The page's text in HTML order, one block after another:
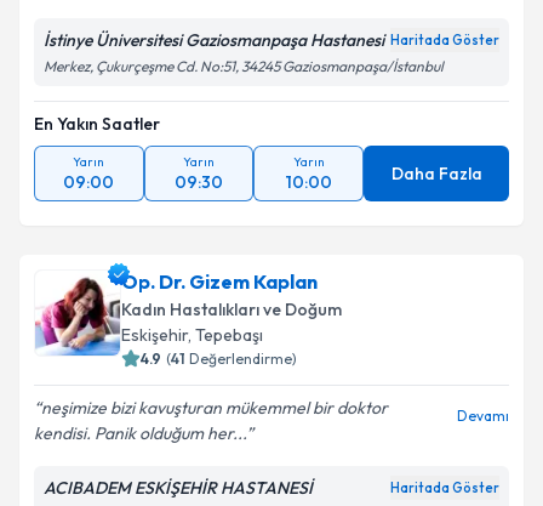
İstinye Üniversitesi Gaziosmanpaşa Hastanesi Haritada Göster
Merkez, Çukurçeşme Cd. No:51, 34245 Gaziosmanpaşa/İstanbul
En Yakın Saatler
Yarın
09:00
Yarın
09:30
Yarın
10:00 Daha Fazla
Op. Dr. Gizem Kaplan
Kadın Hastalıkları ve Doğum
Eskişehir, Tepebaşı
4.9 (41 Değerlendirme)
neşimize bizi kavuşturan mükemmel bir doktor
kendisi. Panik olduğum her...
Devamı
ACIBADEM ESKİŞEHİR HASTANESİ Haritada Göster